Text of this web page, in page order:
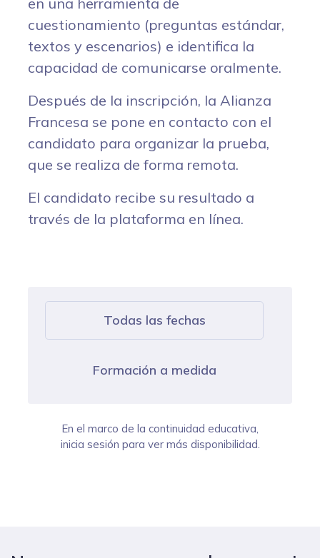
cuestionamiento (preguntas estándar,
textos y escenarios) e identifica la
capacidad de comunicarse oralmente.
Después de la inscripción, la Alianza
Francesa se pone en contacto con el
candidato para organizar la prueba,
que se realiza de forma remota.
El candidato recibe su resultado a
través de la plataforma en línea.
Todas las fechas
Formación a medida
En el marco de la continuidad educativa,
inicia sesión para ver más disponibilidad.